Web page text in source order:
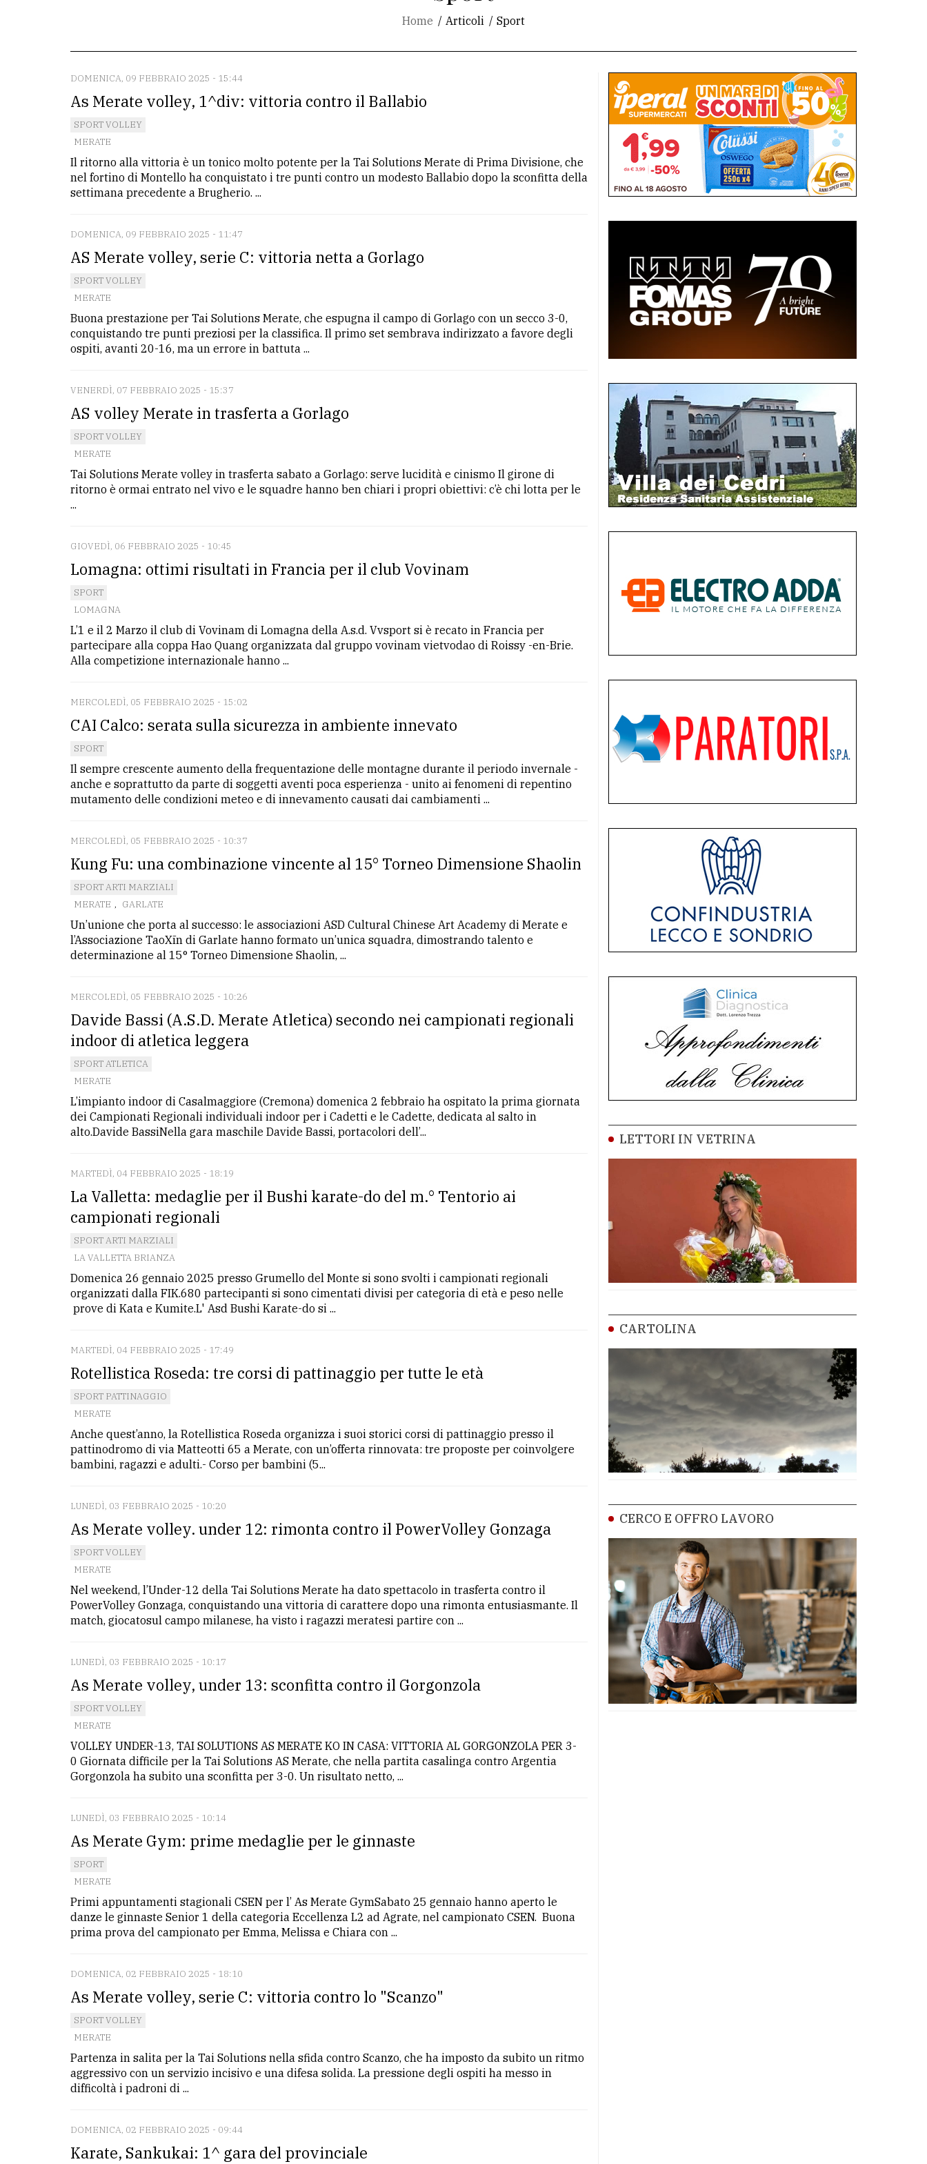
Home Articoli Sport
DOMENICA, 09 FEBBRAIO 2025 - 15:44
As Merate volley, 1^div: vittoria contro il Ballabio
SPORT VOLLEY
MERATE
Il ritorno alla vittoria è un tonico molto potente per la Tai Solutions Merate di Prima Divisione, che
nel fortino di Montello ha conquistato i tre punti contro un modesto Ballabio dopo la sconfitta della
settimana precedente a Brugherio. ...
DOMENICA, 09 FEBBRAIO 2025 - 11:47
AS Merate volley, serie C: vittoria netta a Gorlago
SPORT VOLLEY
MERATE
Buona prestazione per Tai Solutions Merate, che espugna il campo di Gorlago con un secco 3-0,
conquistando tre punti preziosi per la classifica. Il primo set sembrava indirizzato a favore degli
ospiti, avanti 20-16, ma un errore in battuta ...
VENERDÌ, 07 FEBBRAIO 2025 - 15:37
AS volley Merate in trasferta a Gorlago
SPORT VOLLEY
MERATE
Tai Solutions Merate volley in trasferta sabato a Gorlago: serve lucidità e cinismo Il girone di
ritorno è ormai entrato nel vivo e le squadre hanno ben chiari i propri obiettivi: c’è chi lotta per le
...
GIOVEDÌ, 06 FEBBRAIO 2025 - 10:45
Lomagna: ottimi risultati in Francia per il club Vovinam
SPORT
LOMAGNA
L’1 e il 2 Marzo il club di Vovinam di Lomagna della A.s.d. Vvsport si è recato in Francia per
partecipare alla coppa Hao Quang organizzata dal gruppo vovinam vietvodao di Roissy -en-Brie.
Alla competizione internazionale hanno ...
MERCOLEDÌ, 05 FEBBRAIO 2025 - 15:02
CAI Calco: serata sulla sicurezza in ambiente innevato
SPORT
Il sempre crescente aumento della frequentazione delle montagne durante il periodo invernale -
anche e soprattutto da parte di soggetti aventi poca esperienza - unito ai fenomeni di repentino
mutamento delle condizioni meteo e di innevamento causati dai cambiamenti ...
MERCOLEDÌ, 05 FEBBRAIO 2025 - 10:37
Kung Fu: una combinazione vincente al 15° Torneo Dimensione Shaolin
SPORT ARTI MARZIALI
MERATE , GARLATE
Un’unione che porta al successo: le associazioni ASD Cultural Chinese Art Academy di Merate e
l’Associazione TaoXīn di Garlate hanno formato un’unica squadra, dimostrando talento e
determinazione al 15° Torneo Dimensione Shaolin, ...
MERCOLEDÌ, 05 FEBBRAIO 2025 - 10:26
Davide Bassi (A.S.D. Merate Atletica) secondo nei campionati regionali
indoor di atletica leggera
SPORT ATLETICA
MERATE
L’impianto indoor di Casalmaggiore (Cremona) domenica 2 febbraio ha ospitato la prima giornata
dei Campionati Regionali individuali indoor per i Cadetti e le Cadette, dedicata al salto in
alto.Davide BassiNella gara maschile Davide Bassi, portacolori dell’...
MARTEDÌ, 04 FEBBRAIO 2025 - 18:19
La Valletta: medaglie per il Bushi karate-do del m.° Tentorio ai
campionati regionali
SPORT ARTI MARZIALI
LA VALLETTA BRIANZA
Domenica 26 gennaio 2025 presso Grumello del Monte si sono svolti i campionati regionali
organizzati dalla FIK.680 partecipanti si sono cimentati divisi per categoria di età e peso nelle
prove di Kata e Kumite.L' Asd Bushi Karate-do si ...
MARTEDÌ, 04 FEBBRAIO 2025 - 17:49
Rotellistica Roseda: tre corsi di pattinaggio per tutte le età
SPORT PATTINAGGIO
MERATE
Anche quest’anno, la Rotellistica Roseda organizza i suoi storici corsi di pattinaggio presso il
pattinodromo di via Matteotti 65 a Merate, con un’offerta rinnovata: tre proposte per coinvolgere
bambini, ragazzi e adulti.- Corso per bambini (5...
LUNEDÌ, 03 FEBBRAIO 2025 - 10:20
As Merate volley. under 12: rimonta contro il PowerVolley Gonzaga
SPORT VOLLEY
MERATE
Nel weekend, l’Under-12 della Tai Solutions Merate ha dato spettacolo in trasferta contro il
PowerVolley Gonzaga, conquistando una vittoria di carattere dopo una rimonta entusiasmante. Il
match, giocatosul campo milanese, ha visto i ragazzi meratesi partire con ...
LUNEDÌ, 03 FEBBRAIO 2025 - 10:17
As Merate volley, under 13: sconfitta contro il Gorgonzola
SPORT VOLLEY
MERATE
VOLLEY UNDER-13, TAI SOLUTIONS AS MERATE KO IN CASA: VITTORIA AL GORGONZOLA PER 3-
0 Giornata difficile per la Tai Solutions AS Merate, che nella partita casalinga contro Argentia
Gorgonzola ha subito una sconfitta per 3-0. Un risultato netto, ...
LUNEDÌ, 03 FEBBRAIO 2025 - 10:14
As Merate Gym: prime medaglie per le ginnaste
SPORT
MERATE
Primi appuntamenti stagionali CSEN per l’ As Merate GymSabato 25 gennaio hanno aperto le
danze le ginnaste Senior 1 della categoria Eccellenza L2 ad Agrate, nel campionato CSEN. Buona
prima prova del campionato per Emma, Melissa e Chiara con ...
DOMENICA, 02 FEBBRAIO 2025 - 18:10
As Merate volley, serie C: vittoria contro lo "Scanzo"
SPORT VOLLEY
MERATE
Partenza in salita per la Tai Solutions nella sfida contro Scanzo, che ha imposto da subito un ritmo
aggressivo con un servizio incisivo e una difesa solida. La pressione degli ospiti ha messo in
difficoltà i padroni di ...
DOMENICA, 02 FEBBRAIO 2025 - 09:44
Karate, Sankukai: 1^ gara del provinciale
LETTORI IN VETRINA
CARTOLINA
CERCO E OFFRO LAVORO